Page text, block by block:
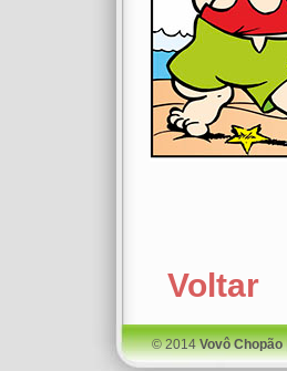
Voltar
© 2014Vovô Chopão